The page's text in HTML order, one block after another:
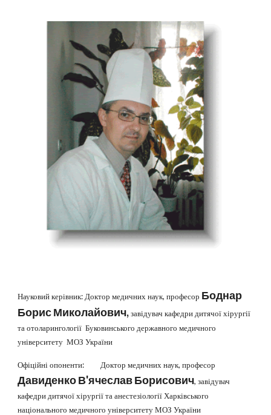
Науковий керівник: Доктор медичних наук, професор Боднар
Борис Миколайович,завідувач кафедри дитячої хірургії
та отоларингології Буковинського державного медичного
університету МОЗ України
Офіційні опоненти: Доктор медичних наук, професор
Давиденко В'ячеслав Борисович, завідувач
кафедри дитячої хірургії та анестезіології Харківського
національного медичного університету МОЗ України